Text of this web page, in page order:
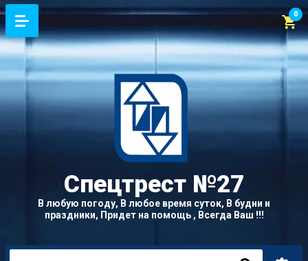
0
Спецтрест №27
В любую погоду, В любое время суток, В будни и
праздники, Придет на помощь , Всегда Ваш !!!